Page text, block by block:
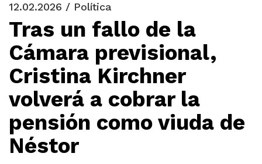
12.02.2026 / Política
Tras un fallo de la
Cámara previsional,
Cristina Kirchner
volverá a cobrar la
pensión como viuda de
Néstor